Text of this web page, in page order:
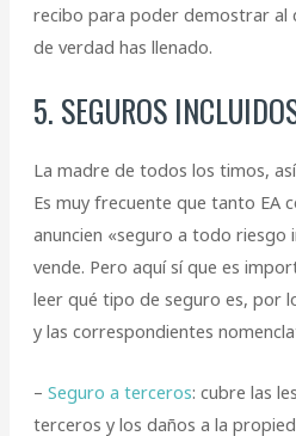
recibo para poder demostrar al
de verdad has llenado.
5. SEGUROS
La madre de todos los timos,
Es muy frecuente que tanto EA
anuncien «seguro a todo riesgo
vende. Pero aquí sí que es
leer qué tipo de seguro es, por
y las correspondientes
– Seguro a terceros: cubre las
terceros y los daños a la